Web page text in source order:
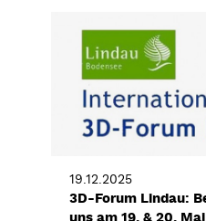
19.12.2025
3D-Forum Lindau:
uns am 19. & 20.